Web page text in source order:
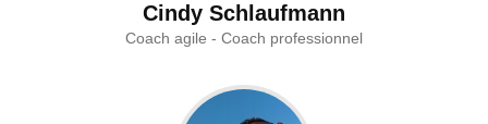
Cindy Schlaufmann
Coach agile - Coach professionnel